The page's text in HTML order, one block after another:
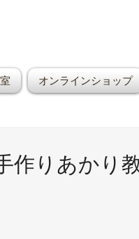
オンラインショップ
作りあかり